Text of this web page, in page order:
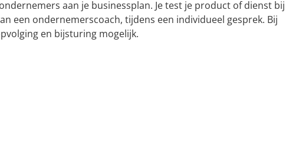
aan je businessplan. Je test je product of dienst bij
een ondernemerscoach, tijdens een individueel gesprek. Bij
en bijsturing mogelijk.